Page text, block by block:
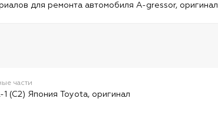
для ремонта автомобиля A-gressor, оригинал
части
(C2) Япония Toyota, оригинал